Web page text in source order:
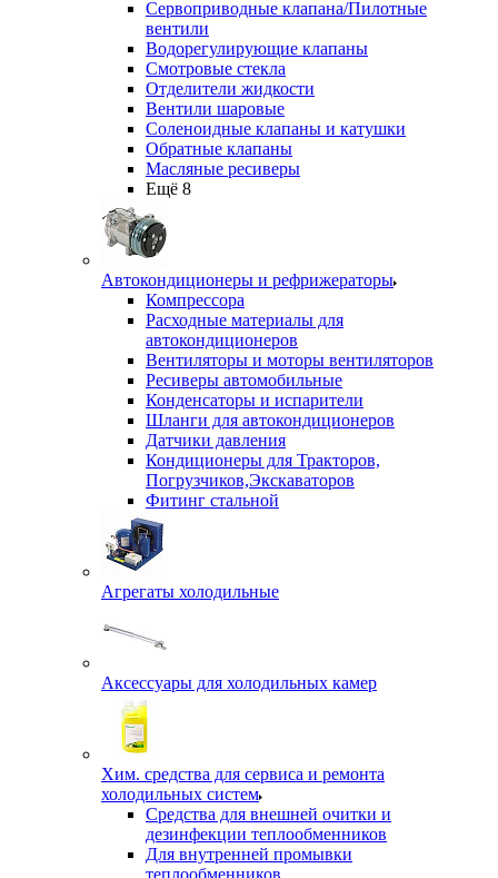
Сервоприводные клапана/Пилотные
вентили
Водорегулирующие клапаны
Смотровые стекла
Отделители жидкости
Вентили шаровые
Соленоидные клапаны и катушки
Обратные клапаны
Масляные ресиверы
Ещё 8
Автокондиционеры и рефрижераторы
Компрессора
Расходные материалы для
автокондиционеров
Вентиляторы и моторы вентиляторов
Ресиверы автомобильные
Конденсаторы и испарители
Шланги для автокондиционеров
Датчики давления
Кондиционеры для Тракторов,
Погрузчиков,Экскаваторов
Фитинг стальной
Агрегаты холодильные
Аксессуары для холодильных камер
Хим. средства для сервиса и ремонта
холодильных систем
Средства для внешней очитки и
дезинфекции теплообменников
Для внутренней промывки
теплообменников